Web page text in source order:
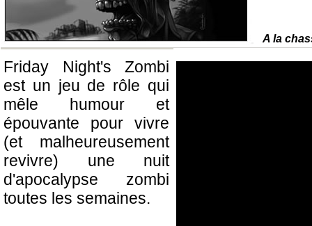
A la
Friday Night's Zombi
est un jeu de rôle qui
mêle humour et
épouvante pour vivre
(et malheureusement
revivre) une nuit
d'apocalypse zombi
toutes les semaines.